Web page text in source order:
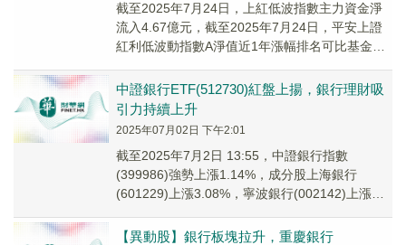
截至2025年7月24日，上紅低波指數主力資金淨
流入4.67億元，截至2025年7月24日，平安上證
紅利低波動指數A淨值近1年漲幅排名可比基金第
中證銀行ETF(512730)紅盤上揚，銀行理財吸
引力持續上升
2025年07月02日 下午2:01
截至2025年7月2日 13:55，中證銀行指數
(399986)強勢上漲1.14%，成分股上海銀行
(601229)上漲3.08%，寧波銀行(002142)上漲
【異動股】銀行板塊拉升，重慶銀行